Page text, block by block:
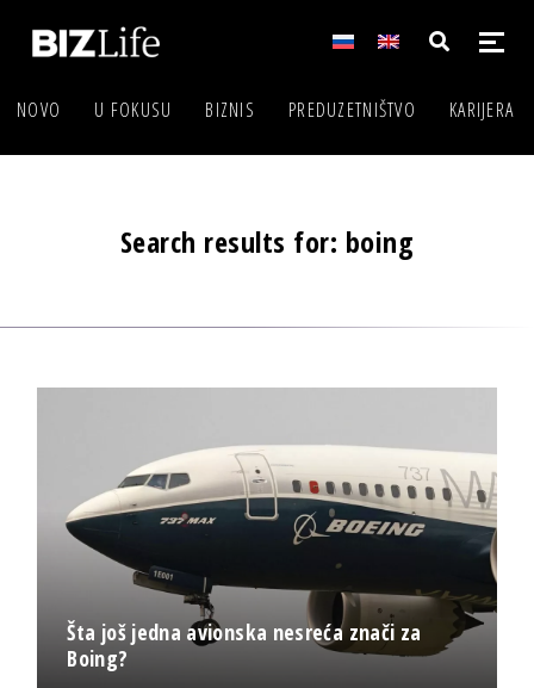
NOVO U FOKUSU BIZNIS PREDUZETNIŠTVO KARIJERA
Search results for: boing
Šta još jedna avionska nesreća znači za
Boing?